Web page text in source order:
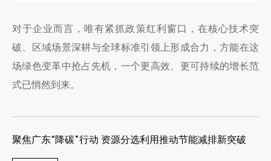
对于企业而言，唯有紧抓政策红利窗口，在核心技术突
破、区域场景深耕与全球标准引领上形成合力，方能在这
场绿色变革中抢占先机，一个更高效、更可持续的增长范
式已悄然到来。
聚焦广东“降碳”行动 资源分选利用推动节能减排新突破